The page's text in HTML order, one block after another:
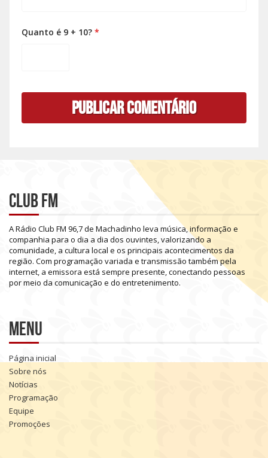
Quanto é 9 + 10? *
Club FM
ARádio Club FM 96,7de Machadinho leva música,informação e
companhia para o dia a dia dos ouvintes, valorizando a
comunidade, a cultura local e os principais acontecimentos da
região. Com programação variada e transmissão tambémpela
internet, a emissora está sempre presente, conectando pessoas
pormeio da comunicação e do entretenimento.
Menu
Página inicial
Sobre nós
Notícias
Programação
Equipe
Promoções